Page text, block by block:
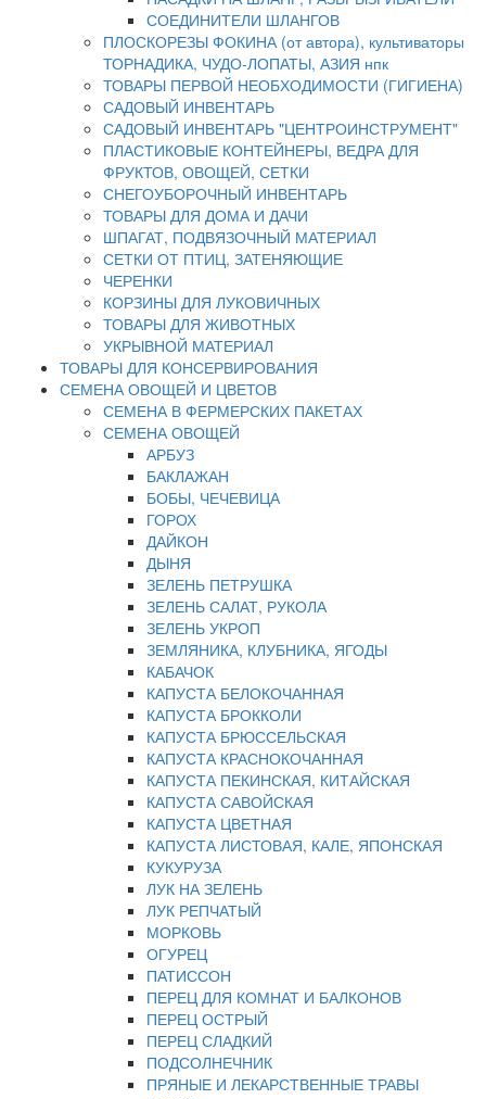
СОЕДИНИТЕЛИ ШЛАНГОВ
ПЛОСКОРЕЗЫ ФОКИНА (от автора), культиваторы
ТОРНАДИКА, ЧУДО-ЛОПАТЫ, АЗИЯ нпк
ТОВАРЫ ПЕРВОЙ НЕОБХОДИМОСТИ (ГИГИЕНА)
САДОВЫЙ ИНВЕНТАРЬ
САДОВЫЙ ИНВЕНТАРЬ "ЦЕНТРОИНСТРУМЕНТ"
ПЛАСТИКОВЫЕ КОНТЕЙНЕРЫ, ВЕДРА ДЛЯ
ФРУКТОВ, ОВОЩЕЙ, СЕТКИ
СНЕГОУБОРОЧНЫЙ ИНВЕНТАРЬ
ТОВАРЫ ДЛЯ ДОМА И ДАЧИ
ШПАГАТ, ПОДВЯЗОЧНЫЙ МАТЕРИАЛ
СЕТКИ ОТ ПТИЦ, ЗАТЕНЯЮЩИЕ
ЧЕРЕНКИ
КОРЗИНЫ ДЛЯ ЛУКОВИЧНЫХ
ТОВАРЫ ДЛЯ ЖИВОТНЫХ
УКРЫВНОЙ МАТЕРИАЛ
ТОВАРЫ ДЛЯ КОНСЕРВИРОВАНИЯ
СЕМЕНА ОВОЩЕЙ И ЦВЕТОВ
СЕМЕНА В ФЕРМЕРСКИХ ПАКЕТАХ
СЕМЕНА ОВОЩЕЙ
АРБУЗ
БАКЛАЖАН
БОБЫ, ЧЕЧЕВИЦА
ГОРОХ
ДАЙКОН
ДЫНЯ
ЗЕЛЕНЬ ПЕТРУШКА
ЗЕЛЕНЬ САЛАТ, РУКОЛА
ЗЕЛЕНЬ УКРОП
ЗЕМЛЯНИКА, КЛУБНИКА, ЯГОДЫ
КАБАЧОК
КАПУСТА БЕЛОКОЧАННАЯ
КАПУСТА БРОККОЛИ
КАПУСТА БРЮССЕЛЬСКАЯ
КАПУСТА КРАСНОКОЧАННАЯ
КАПУСТА ПЕКИНСКАЯ, КИТАЙСКАЯ
КАПУСТА САВОЙСКАЯ
КАПУСТА ЦВЕТНАЯ
КАПУСТА ЛИСТОВАЯ, КАЛЕ, ЯПОНСКАЯ
КУКУРУЗА
ЛУК НА ЗЕЛЕНЬ
ЛУК РЕПЧАТЫЙ
МОРКОВЬ
ОГУРЕЦ
ПАТИССОН
ПЕРЕЦ ДЛЯ КОМНАТ И БАЛКОНОВ
ПЕРЕЦ ОСТРЫЙ
ПЕРЕЦ СЛАДКИЙ
ПОДСОЛНЕЧНИК
ПРЯНЫЕ И ЛЕКАРСТВЕННЫЕ ТРАВЫ